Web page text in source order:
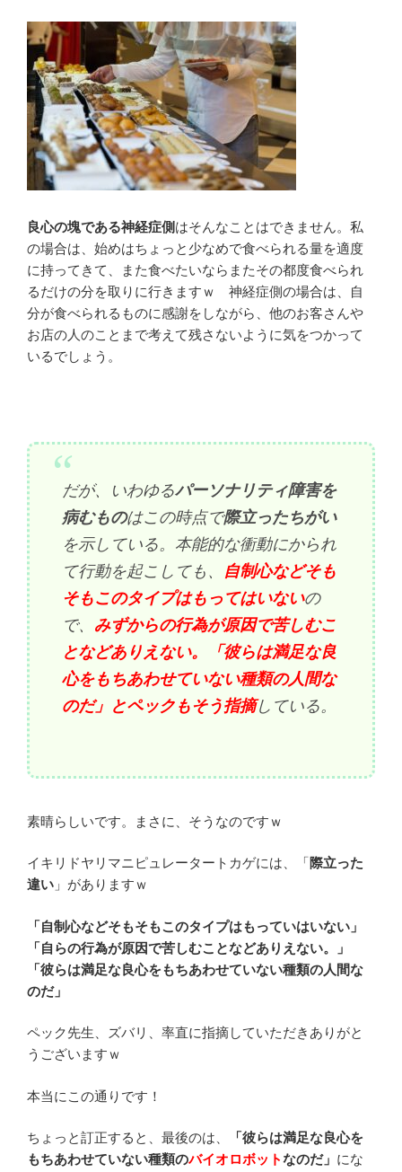
良心の塊である神経症側はそんなことはできません。私
の場合は、始めはちょっと少なめで食べられる量を適度
に持ってきて、また食べたいならまたその都度食べられ
るだけの分を取りに行きますｗ 神経症側の場合は、自
分が食べられるものに感謝をしながら、他のお客さんや
お店の人のことまで考えて残さないように気をつかって
いるでしょう。
だが、いわゆるパーソナリティ障害を
病むものはこの時点で際立ったちがい
を示している。本能的な衝動にかられ
て行動を起こしても、 自制心などそも
そもこのタイプはもってはいないの
で、 みずからの行為が原因で苦しむこ
となどありえない。
「彼らは満足な良
心をもちあわせていない種類の人間な
のだ」とペックもそう指摘している。
素晴らしいです。まさに、そうなのですｗ
イキリドヤリマニピュレータートカゲには、「際立った
違い 」がありますｗ
「自制心などそもそもこのタイプはもっていはいない」
「自らの行為が原因で苦しむことなどありえない。」
「彼らは満足な良心をもちあわせていない種類の人間な
のだ」
ペック先生、ズバリ、率直に指摘していただきありがと
うございますｗ
本当にこの通りです！
ちょっと訂正すると、最後のは、
「彼らは満足な良心を
もちあわせていない種類のバイオロボットなのだ」 にな